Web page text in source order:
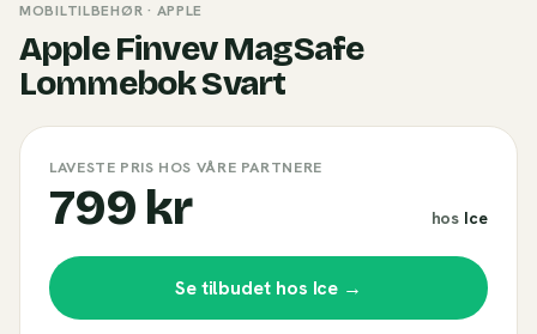
MOBILTILBEHØR · APPLE
Apple Finvev MagSafe
Lommebok Svart
LAVESTE PRIS HOS VÅRE PARTNERE
799 kr hos Ice
Se tilbudet hos Ice →